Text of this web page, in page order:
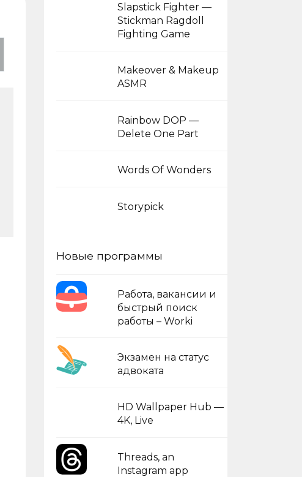
Slapstick Fighter —
Stickman Ragdoll
Fighting Game
Makeover & Makeup
ASMR
Rainbow DOP —
Delete One Part
Words Of Wonders
Storypick
Новые программы
Работа, вакансии и
быстрый поиск
работы – Worki
Экзамен на статус
адвоката
HD Wallpaper Hub —
4K, Live
Threads, an
Instagram app